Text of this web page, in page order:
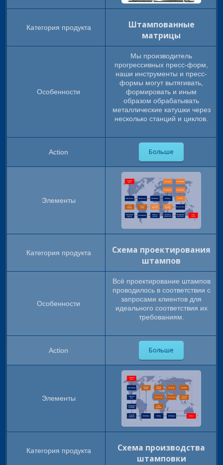
Штампованные
матрицы
Мы производитель
прогрессивных пресс-форм,
наши инструменты и пресс-
формы могут вытягивать,
формировать и иным
образом обрабатывать
металлические катушки через
несколько станций и циклов.
Больше
Схема проектирования
штампов
Всё проектирование штампов
проводилось в соответствии с
запросами клиентов для
идеального соответствия их
требованиям.
Больше
Схема производства
штамповки